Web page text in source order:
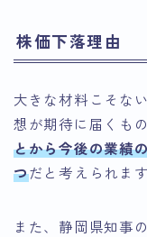
株価下落理由
大きな材料こそな
想が期待に届くも
とから今後の業績
つだと考えられます
また、静岡県知事